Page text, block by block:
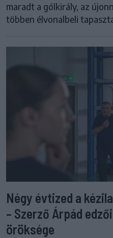
maradt a gólkirály, az
többen élvonalbeli
Négy évtized a
– Szerző Árpád
öröksége